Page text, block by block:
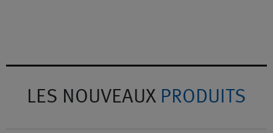
LES NOUVEAUX PRODUITS